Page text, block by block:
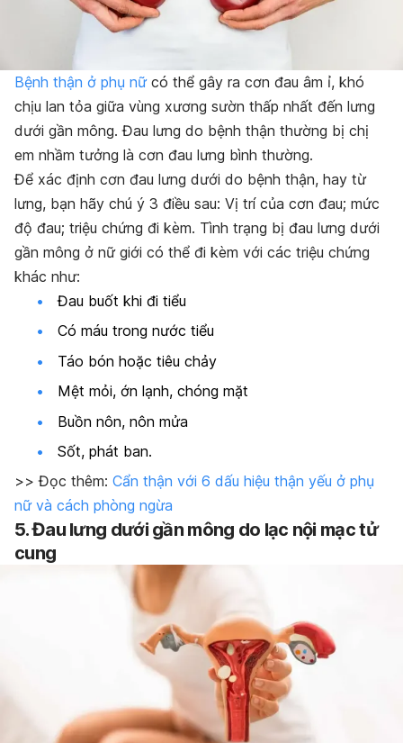
Bệnh thận ở phụ nữ có thể gây ra cơn đau âm ỉ, khó
chịu lan tỏa giữa vùng xương sườn thấp nhất đến lưng
dưới gần mông. Đau lưng do bệnh thận thường bị chị
em nhầm tưởng là cơn đau lưng bình thường.
Để xác định cơn đau lưng dưới do bệnh thận, hay từ
lưng, bạn hãy chú ý 3 điều sau: Vị trí của cơn đau; mức
độ đau; triệu chứng đi kèm. Tình trạng bị đau lưng dưới
gần mông ở nữ giới có thể đi kèm với các triệu chứng
khác như:
Đau buốt khi đi tiểu
Có máu trong nước tiểu
Táo bón hoặc tiêu chảy
Mệt mỏi, ớn lạnh, chóng mặt
Buồn nôn, nôn mửa
Sốt, phát ban.
>> Đọc thêm: Cẩn thận với 6 dấu hiệu thận yếu ở phụ
nữ và cách phòng ngừa
5. Đau lưng dưới gần mông do lạc nội mạc tử
cung